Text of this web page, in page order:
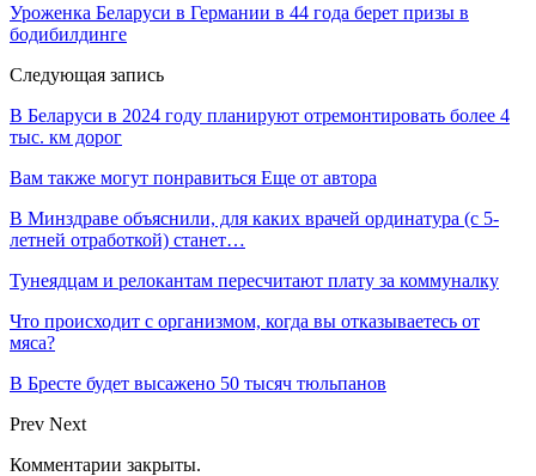
Уроженка Беларуси в Германии в 44 года берет призы в
бодибилдинге
Следующая запись
В Беларуси в 2024 году планируют отремонтировать более 4
тыс. км дорог
Вам также могут понравиться Еще от автора
В Минздраве объяснили, для каких врачей ординатура (с 5-
летней отработкой) станет…
Тунеядцам и релокантам пересчитают плату за коммуналку
Что происходит с организмом, когда вы отказываетесь от
мяса?
В Бресте будет высажено 50 тысяч тюльпанов
Prev Next
Комментарии закрыты.